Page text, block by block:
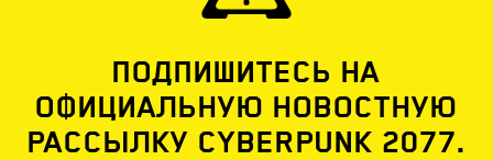
ПОДПИШИТЕСЬ НА
ОФИЦИАЛЬНУЮ НОВОСТНУЮ
РАССЫЛКУ CYBERPUNK 2077.